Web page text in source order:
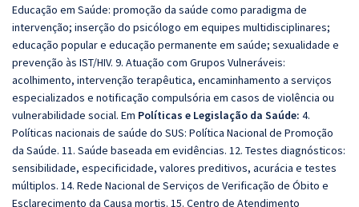
Educação em Saúde: promoção da saúde como paradigma de
intervenção; inserção do psicólogo em equipes multidisciplinares;
educação popular e educação permanente em saúde; sexualidade e
prevenção às IST/HIV. 9. Atuação com Grupos Vulneráveis:
acolhimento, intervenção terapêutica, encaminhamento a serviços
especializados e notificação compulsória em casos de violência ou
vulnerabilidade social. Em Políticas e Legislação da Saúde: 4.
Políticas nacionais de saúde do SUS: Política Nacional de Promoção
da Saúde. 11. Saúde baseada em evidências. 12. Testes diagnósticos:
sensibilidade, especificidade, valores preditivos, acurácia e testes
múltiplos. 14. Rede Nacional de Serviços de Verificação de Óbito e
Esclarecimento da Causa mortis. 15. Centro de Atendimento